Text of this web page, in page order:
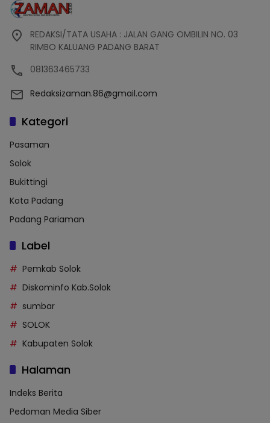
REDAKSI/TATA USAHA : JALAN GANG OMBILIN NO. 03
RIMBO KALUANG PADANG BARAT
081363465733
Redaksizaman.86@gmail.com
Kategori
Pasaman
Solok
Bukittingi
Kota Padang
Padang Pariaman
Label
Pemkab Solok
Diskominfo Kab.Solok
sumbar
SOLOK
Kabupaten Solok
Halaman
Indeks Berita
Pedoman Media Siber